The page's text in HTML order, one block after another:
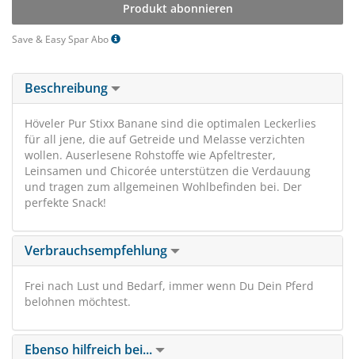
Produkt abonnieren
Save & Easy Spar Abo
Beschreibung
Höveler Pur Stixx Banane sind die optimalen Leckerlies
für all jene, die auf Getreide und Melasse verzichten
wollen. Auserlesene Rohstoffe wie Apfeltrester,
Leinsamen und Chicorée unterstützen die Verdauung
und tragen zum allgemeinen Wohlbefinden bei. Der
perfekte Snack!
Verbrauchsempfehlung
Frei nach Lust und Bedarf, immer wenn Du Dein Pferd
belohnen möchtest.
Ebenso hilfreich bei...